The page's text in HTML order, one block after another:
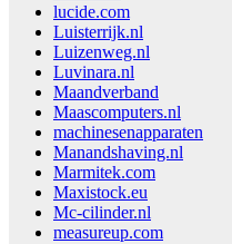
lucide.com
Luisterrijk.nl
Luizenweg.nl
Luvinara.nl
Maandverband
Maascomputers.nl
machinesenapparaten
Manandshaving.nl
Marmitek.com
Maxistock.eu
Mc-cilinder.nl
measureup.com